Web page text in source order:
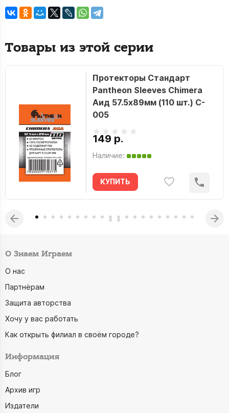
Товары из этой серии
Протекторы Стандарт
Pantheon Sleeves Chimera
Аид 57.5х89мм (110 шт.) C-
005
149 р.
Наличие:
КУПИТЬ
О Знаем Играем
О нас
Партнёрам
Защита авторства
Хочу у вас работать
Как открыть филиал в своём городе?
Информация
Блог
Архив игр
Издатели